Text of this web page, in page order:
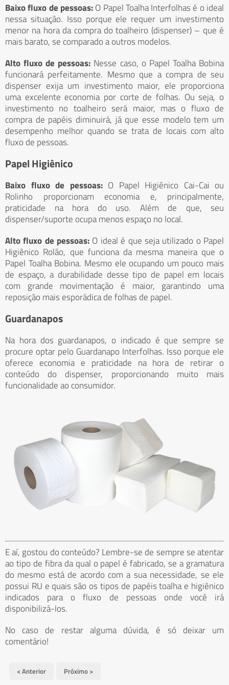
Baixo fluxo de pessoas:O Papel Toalha Interfolhas é o ideal
nessa situação. Isso porque ele requer um investimento
menor na hora da compra do toalheiro (dispenser) – que é
mais barato, se comparado a outros modelos.
Alto fluxo de pessoas: Nesse caso, o Papel Toalha Bobina
funcionará perfeitamente. Mesmo que a compra de seu
dispenser exija um investimento maior, ele proporciona
uma excelente economia por corte de folhas. Ou seja, o
investimento no toalheiro será maior, mas o fluxo de
compra de papéis diminuirá, já que esse modelo tem um
desempenho melhor quando se trata de locais com alto
fluxo de pessoas.
Papel Higiênico
Baixo fluxo de pessoas: O Papel Higiênico Cai-Cai ou
Rolinho proporcionam economia e, principalmente,
praticidade na hora do uso. Além de que, seu
dispenser/suporte ocupa menos espaço no local.
Alto fluxo de pessoas: O ideal é que seja utilizado o Papel
Higiênico Rolão, que funciona da mesma maneira que o
Papel Toalha Bobina. Mesmo ele ocupando um pouco mais
de espaço, a durabilidade desse tipo de papel em locais
com grande movimentação é maior, garantindo uma
reposição mais esporádica de folhas de papel.
Guardanapos
Na hora dos guardanapos, o indicado é que sempre se
procure optar pelo Guardanapo Interfolhas. Isso porque ele
oferece economia e praticidade na hora de retirar o
conteúdo do dispenser, proporcionando muito mais
funcionalidade ao consumidor.
E aí, gostou do conteúdo? Lembre-se de sempre se atentar
ao tipo de fibra da qual o papel é fabricado, se a gramatura
do mesmo está de acordo com a sua necessidade, se ele
possui RU e quais são os tipos de papéis toalha e higiênico
indicados para o fluxo de pessoas onde você irá
disponibilizá-los.
No caso de restar alguma dúvida, é só deixar um
comentário!
< Anterior Próximo >